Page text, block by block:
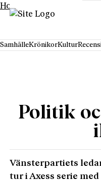
Hoppa till innehåll
SamhälleKrönikorKultur
Politik
Vänsterpartiets
tur i Axess serie